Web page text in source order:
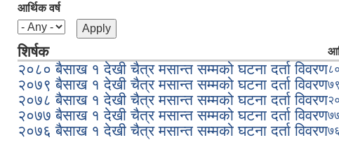
आर्थिक वर्ष
शिर्षक
२०८० बैसाख १ देखी चैत्र मसान्त सम्मको घटना दर्ता विवरण
२०७९ बैसाख १ देखी चैत्र मसान्त सम्मको घटना दर्ता विवरण
२०७८ बैसाख १ देखी चैत्र मसान्त सम्मको घटना दर्ता विवरण
२०७७ बैसाख १ देखी चैत्र मसान्त सम्मको घटना दर्ता विवरण
२०७६ बैसाख १ देखी चैत्र मसान्त सम्मको घटना दर्ता विवरण